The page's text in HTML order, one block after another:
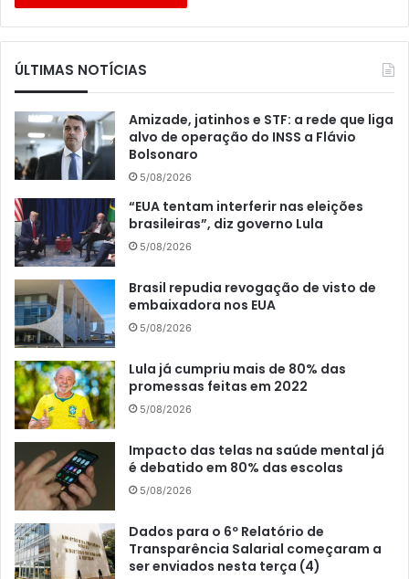
ÚLTIMAS NOTÍCIAS
Amizade, jatinhos e STF: a rede que liga
alvo de operação do INSS a Flávio
Bolsonaro
5/08/2026
“EUA tentam interferir nas eleições
brasileiras”, diz governo Lula
5/08/2026
Brasil repudia revogação de visto de
embaixadora nos EUA
5/08/2026
Lula já cumpriu mais de 80% das
promessas feitas em 2022
5/08/2026
Impacto das telas na saúde mental já
é debatido em 80% das escolas
5/08/2026
Dados para o 6º Relatório de
Transparência Salarial começaram a
ser enviados nesta terça (4)